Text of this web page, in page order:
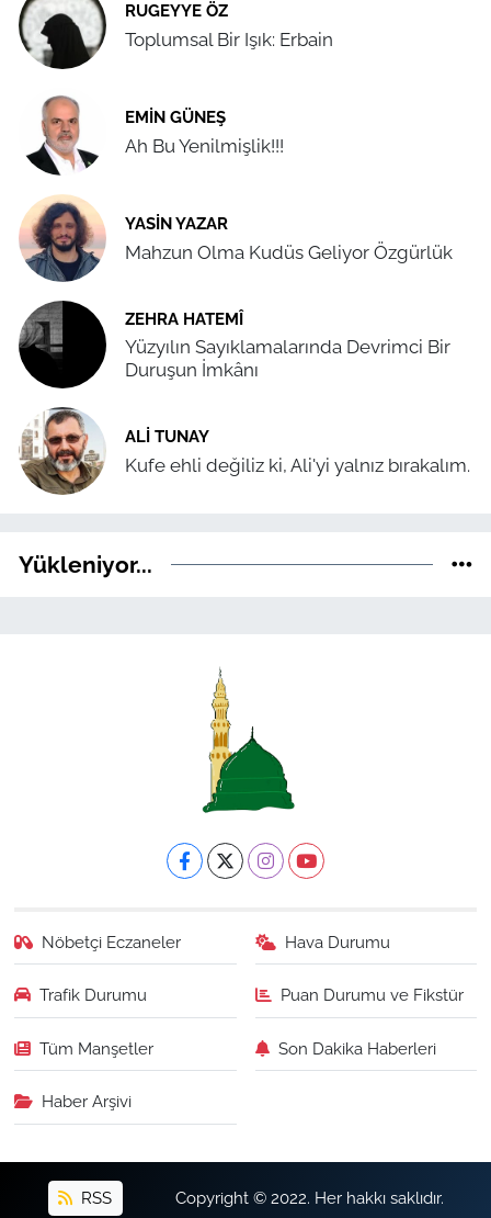
RUGEYYE ÖZ
Toplumsal Bir Işık: Erbain
EMIN GÜNEŞ
Ah Bu Yenilmişlik!!!
YASIN YAZAR
Mahzun Olma Kudüs Geliyor Özgürlük
ZEHRA HATEMÎ
Yüzyılın Sayıklamalarında Devrimci Bir
Duruşun İmkânı
ALI TUNAY
Kufe ehli değiliz ki, Ali'yi yalnız bırakalım.
Yükleniyor...
Nöbetçi Eczaneler Hava Durumu
Trafik Durumu Puan Durumu ve Fikstür
Tüm Manşetler Son Dakika Haberleri
Haber Arşivi
RSS Copyright © 2022. Her hakkı saklıdır.